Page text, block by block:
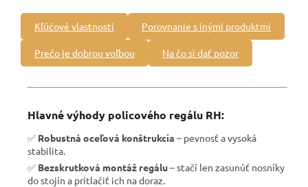
Kľúčové vlastnosti Porovnanie s inými produktmi
Prečo je dobrou voľbou Na čo si dať pozor
Hlavné výhody policového regálu RH:
✅ Robustná oceľová konštrukcia – pevnosť a vysoká
stabilita.
✅ Bezskrutková montáž regálu– stačí len zasunúť nosníky
do stojín a pritlačiť ich na doraz.